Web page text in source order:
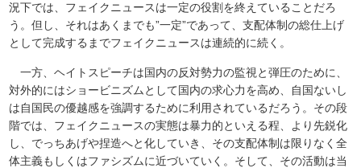
況下では、フェイクニュースは一定の役割を終えていることだろ
う。但し、それはあくまでも”一定”であって、支配体制の総仕上げ
として完成するまでフェイクニュースは連続的に続く。
一方、ヘイトスピーチは国内の反対勢力の監視と弾圧のために、
対外的にはショービニズムとして国内の求心力を高め、自国ないし
は自国民の優越感を強調するために利用されているだろう。その段
階では、フェイクニュースの実態は暴力的といえる程、より先鋭化
し、でっちあげや捏造へと化していき、その支配体制は限りなく全
体主義もしくはファシズムに近づいていく。そして、その活動は当